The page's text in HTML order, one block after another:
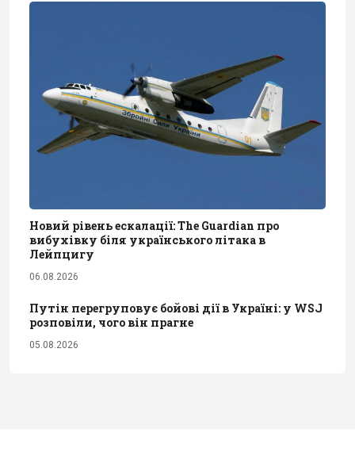
Новий рівень ескалації: The Guardian про
вибухівку біля українського літака в
Лейпцигу
06.08.2026
Путін перегруповує бойові дії в Україні: у WSJ
розповіли, чого він прагне
05.08.2026